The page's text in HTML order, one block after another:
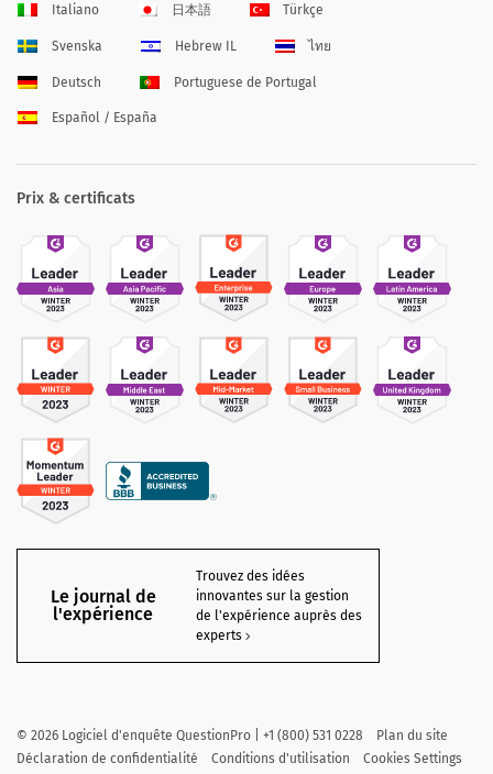
Italiano 日本語 Türkçe
Svenska Hebrew IL ไทย
Deutsch Portuguese de Portugal
Español / España
Prix & certificats
Le journal de
l'expérience
Trouvez des idées
innovantes sur la gestion
de l'expérience auprès des
experts
© 2026 Logiciel d'enquête QuestionPro | +1 (800) 531 0228
Plan du site
Déclaration de confidentialité
Conditions d'utilisation Cookies Settings